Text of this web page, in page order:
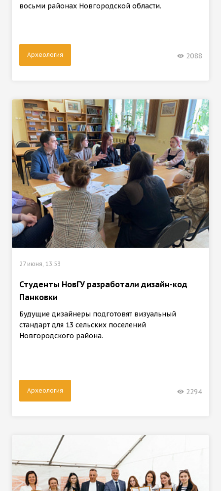
восьми районах Новгородской области.
Археология 2088
27 июня, 13:53
Студенты НовГУ разработали дизайн-код
Панковки
Будущие дизайнеры подготовят визуальный
стандарт для 13 сельских поселений
Новгородского района.
Археология 2294